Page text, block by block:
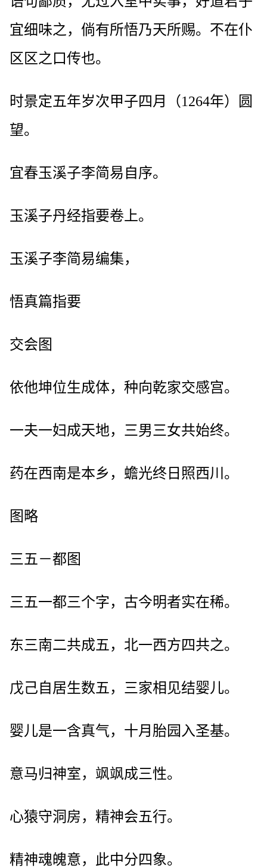
宜细味之，倘有所悟乃天所赐。不在仆
区区之口传也。
时景定五年岁次甲子四月（1264年）圆
望。
宜春玉溪子李简易自序。
玉溪子丹经指要卷上。
玉溪子李简易编集，
悟真篇指要
交会图
依他坤位生成体，种向乾家交感宫。
一夫一妇成天地，三男三女共始终。
药在西南是本乡，蟾光终日照西川。
图略
三五－都图
三五一都三个字，古今明者实在稀。
东三南二共成五，北一西方四共之。
戊己自居生数五，三家相见结婴儿。
婴儿是一含真气，十月胎园入圣基。
意马归神室，飒飒成三性。
心猿守洞房，精神会五行。
精神魂魄意，此中分四象。